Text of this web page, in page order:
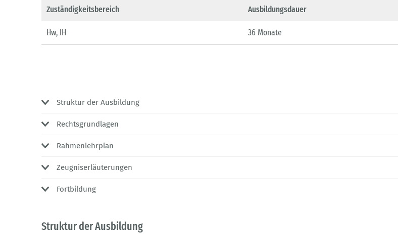
Zuständigkeitsbereich Ausbildungsdauer
Hw, IH 36 Monate
Struktur der Ausbildung
Rechtsgrundlagen
Rahmenlehrplan
Zeugniserläuterungen
Fortbildung
Struktur der Ausbildung